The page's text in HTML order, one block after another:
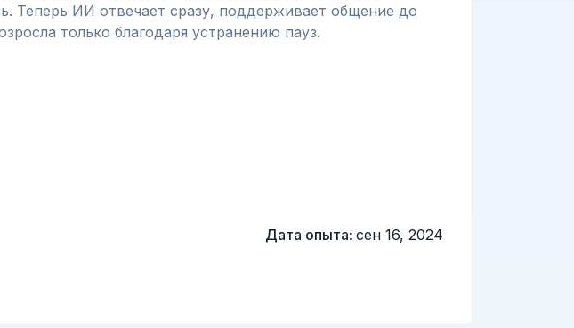
Теперь ИИ отвечает сразу, поддерживает общение до
только благодаря устранению пауз.
Дата опыта: сен 16, 2024